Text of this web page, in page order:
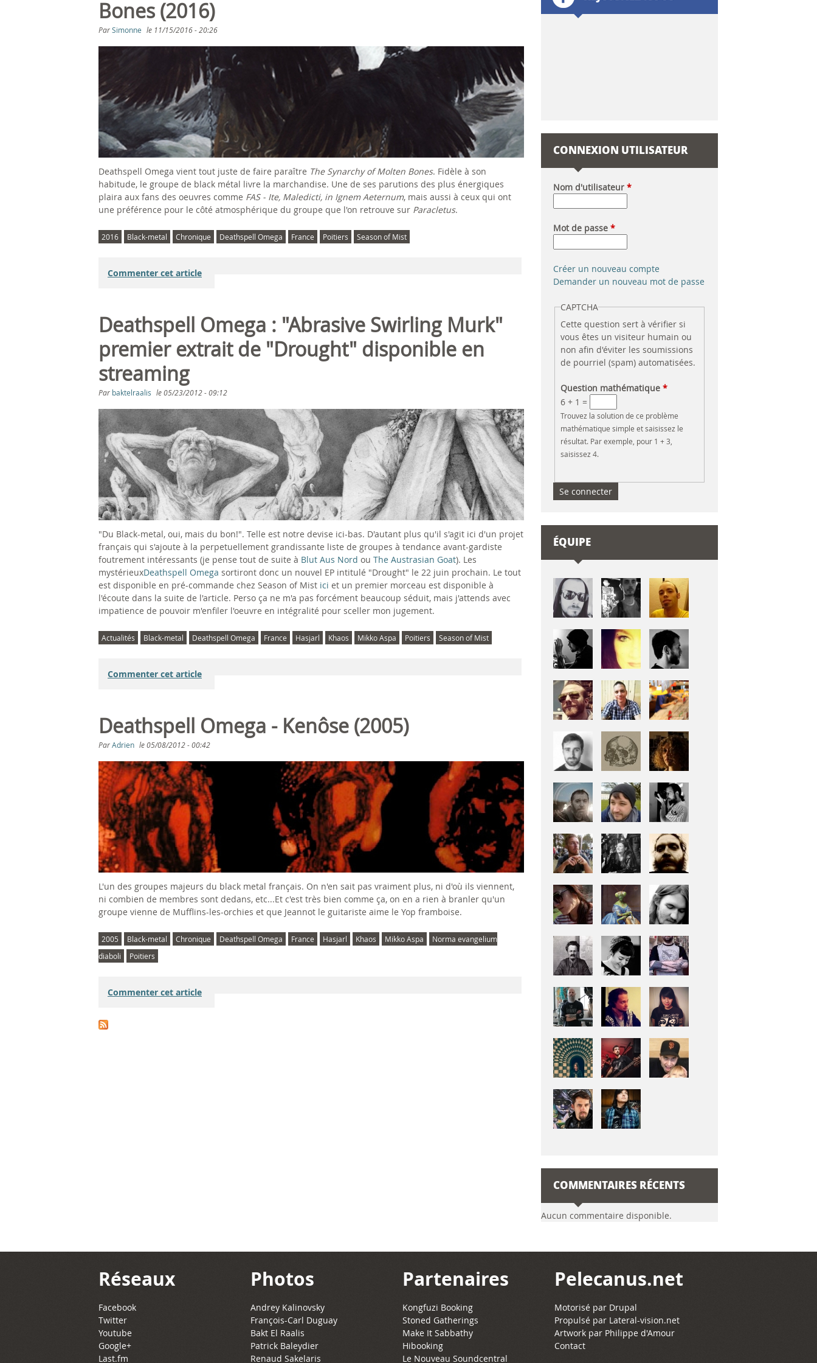
l
d
e
r
e
c
h
e
r
c
h
e
ê
t
e
s
i
c
i
Bones (2016)
ParSimonne le 11/15/2016 - 20:26
Deathspell Omega vient tout juste de faire paraître The Synarchy of Molten Bones. Fidèle à son
habitude, le groupe de black métal livre la marchandise. Une de ses parutions des plus énergiques
plaira aux fans des oeuvres comme FAS - Ite, Maledicti, in Ignem Aeternum, mais aussi à ceux qui ont
une préférence pour le côté atmosphérique du groupe que l'on retrouve sur Paracletus.
2016 Black-metal Chronique Deathspell Omega France Poitiers Season of Mist
Commenter cet article
Deathspell Omega : "Abrasive Swirling Murk"
premier extrait de "Drought" disponible en
streaming
Par baktelraalis le05/23/2012 - 09:12
"Du Black-metal, oui, mais du bon!". Telle est notre devise ici-bas. D'autant plus qu'il s'agit ici d'un projet
français qui s'ajoute à la perpetuellement grandissante liste de groupes à tendance avant-gardiste
foutrement intéressants (je pense tout de suite à Blut Aus Nord ou The Austrasian Goat). Les
mystérieuxDeathspell Omega sortiront donc un nouvel EP intitulé "Drought" le 22 juin prochain. Le tout
est disponible en pré-commande chez Season of Mist ici et un premier morceau est disponible à
l'écoute dans la suite de l'article. Perso ça ne m'a pas forcément beaucoup séduit, mais j'attends avec
impatience de pouvoir m'enfiler l'oeuvre en intégralité pour sceller mon jugement.
Actualités Black-metal Deathspell Omega France Hasjarl Khaos Mikko Aspa Poitiers Season of Mist
Commenter cet article
Deathspell Omega - Kenôse (2005)
ParAdrien le05/08/2012 - 00:42
L'un des groupes majeurs du black metal français. On n'en sait pas vraiment plus, ni d'où ils viennent,
ni combien de membres sont dedans, etc...Et c'est très bien comme ça, on en a rien à branler qu'un
groupe vienne de Mufflins-les-orchies et que Jeannot le guitariste aime le Yop framboise.
2005 Black-metal Chronique Deathspell Omega France Hasjarl Khaos Mikko Aspa
Norma evangelium
diaboli
Poitiers
Commenter cet article
CONNEXION UTILISATEUR
Nom d'utilisateur*
Mot de passe*
Créer un nouveau compte
Demander un nouveau mot de passe
CAPTCHA
Cette question sert à vérifier si
vous êtes un visiteur humain ou
non afin d'éviter les soumissions
de pourriel (spam) automatisées.
Question mathématique*
6 + 1 =
Trouvez la solution de ce problème
mathématique simple et saisissez le
résultat. Par exemple, pour 1 + 3,
saisissez 4.
ÉQUIPE
COMMENTAIRES RÉCENTS
Aucun commentaire disponible.
Réseaux
Facebook
Twitter
Youtube
Google+
Last.fm
Photos
Andrey Kalinovsky
François-Carl Duguay
Bakt El Raalis
Patrick Baleydier
Renaud Sakelaris
Partenaires
Kongfuzi Booking
Stoned Gatherings
Make It Sabbathy
Hibooking
Le Nouveau Soundcentral
Pelecanus.net
Motorisé par Drupal
Propulsé par Lateral-vision.net
Artwork par Philippe d'Amour
Contact